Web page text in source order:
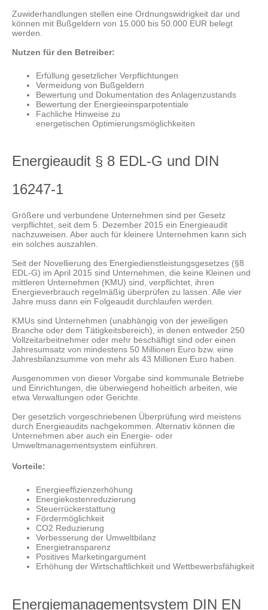
Zuwiderhandlungen stellen eine Ordnungswidrigkeit dar und
können mit Bußgeldern von 15.000 bis 50.000 EUR belegt
werden.
Nutzen für den Betreiber:
Erfüllung gesetzlicher Verpflichtungen
Vermeidung von Bußgeldern
Bewertung und Dokumentation des Anlagenzustands
Bewertung der Energieeinsparpotentiale
Fachliche Hinweise zu
energetischen Optimierungsmöglichkeiten
Energieaudit § 8 EDL-G und DIN
16247-1
Größere und verbundene Unternehmen sind per Gesetz
verpflichtet, seit dem 5. Dezember 2015 ein Energieaudit
nachzuweisen. Aber auch für kleinere Unternehmen kann sich
ein solches auszahlen.
Seit der Novellierung des Energiedienstleistungsgesetzes (§8
EDL-G) im April 2015 sind Unternehmen, die keine Kleinen und
mittleren Unternehmen (KMU) sind, verpflichtet, ihren
Energieverbrauch regelmäßig überprüfen zu lassen. Alle vier
Jahre muss dann ein Folgeaudit durchlaufen werden.
KMUs sind Unternehmen (unabhängig von der jeweiligen
Branche oder dem Tätigkeitsbereich), in denen entweder 250
Vollzeitarbeitnehmer oder mehr beschäftigt sind oder einen
Jahresumsatz von mindestens 50 Millionen Euro bzw. eine
Jahresbilanzsumme von mehr als 43 Millionen Euro haben.
Ausgenommen von dieser Vorgabe sind kommunale Betriebe
und Einrichtungen, die überwiegend hoheitlich arbeiten, wie
etwa Verwaltungen oder Gerichte.
Der gesetzlich vorgeschriebenen Überprüfung wird meistens
durch Energieaudits nachgekommen. Alternativ können die
Unternehmen aber auch ein Energie- oder
Umweltmanagementsystem einführen.
Vorteile:
Energieeffizienzerhöhung
Energiekostenreduzierung
Steuerrückerstattung
Fördermöglichkeit
CO2 Reduzierung
Verbesserung der Umweltbilanz
Energietransparenz
Positives Marketingargument
Erhöhung der Wirtschaftlichkeit und Wettbewerbsfähigkeit
Energiemanagementsystem DIN EN